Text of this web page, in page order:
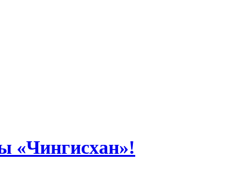
«Чингисхан»!